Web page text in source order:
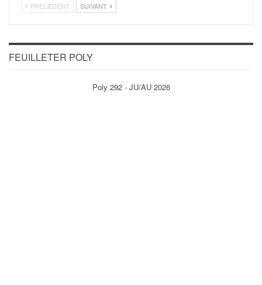
PRÉCÉDENT SUIVANT
FEUILLETER POLY
Poly 292 - JU/AU 2026